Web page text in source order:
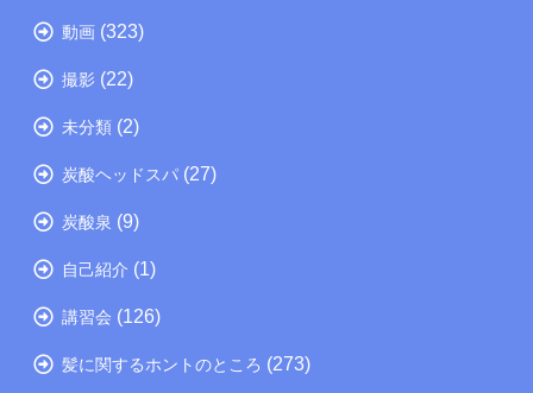
動画 (323)
撮影 (22)
未分類 (2)
炭酸ヘッドスパ (27)
炭酸泉 (9)
自己紹介 (1)
講習会 (126)
髪に関するホントのところ (273)